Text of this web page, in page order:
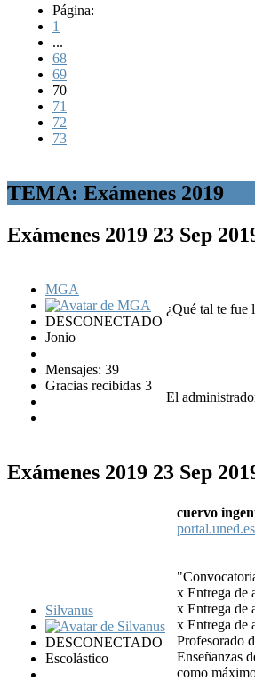
Página:
1
...
68
69
70
71
72
73
TEMA: Exámenes 2019
Exámenes 2019 23 Sep
MGA
DESCONECTADO
Jonio
Mensajes: 39
Gracias recibidas 3
¿Qué tal te fue
El
Exámenes 2019 23 Sep
Silvanus
DESCONECTADO
Escolástico
cuervo
x Entrega de
x Entrega de
x Entrega de
Profesorado
Enseñanzas
como